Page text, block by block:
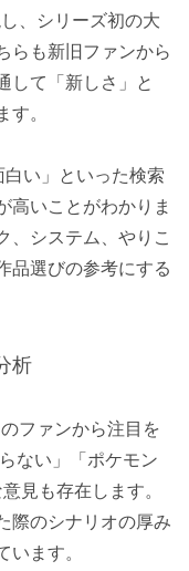
、シリーズ初の大
らも新旧ファンから
して「新しさ」と
す。
い」といった検索
高いことがわかりま
、システム、やりこ
品選びの参考にする
析
ファンから注目を
ない」「ポケモン
見も存在します。
際のシナリオの厚み
います。